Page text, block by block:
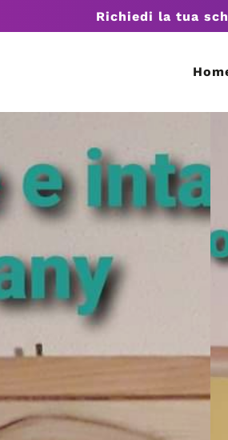
Richiedi la tua